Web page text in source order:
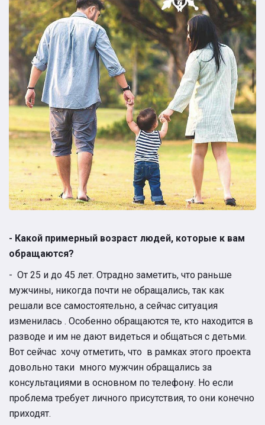
- Какой примерный возраст людей, которые к вам
обращаются?
- От 25 и до 45 лет. Отрадно заметить, что раньше
мужчины, никогда почти не обращались, так как
решали все самостоятельно, а сейчас ситуация
изменилась . Особенно обращаются те, кто находится в
разводе и им не дают видеться и общаться с детьми.
Вот сейчас хочу отметить, что в рамках этого проекта
довольно таки много мужчин обращались за
консультациями в основном по телефону. Но если
проблема требует личного присутствия, то они конечно
приходят.